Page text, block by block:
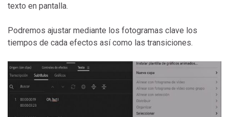
texto en pantalla.
Podremos ajustar mediante los fotogramas clave los
tiempos de cada efectos así como las transiciones.